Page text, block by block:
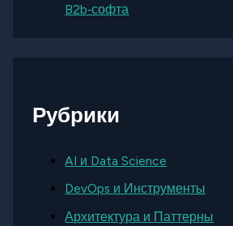
B2b‑софта
Рубрики
AI и Data Science
DevOps и Инструменты
Архитектура и Паттерны